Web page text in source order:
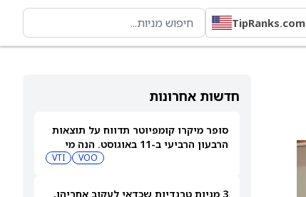
TipRanks.com
חדשות אחרונות
סופר מיקרו קומפיוטר תדווח על תוצאות
הרבעון הרביעי ב-11 באוגוסט. הנה מי
VOO
VTI
3 מניות טרנדיות שכדאי לעקוב אחריהן,